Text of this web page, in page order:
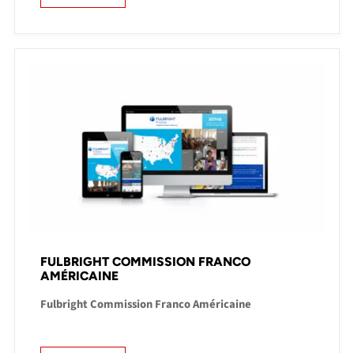
FULBRIGHT COMMISSION FRANCO
AMÉRICAINE
Fulbright Commission Franco Américaine